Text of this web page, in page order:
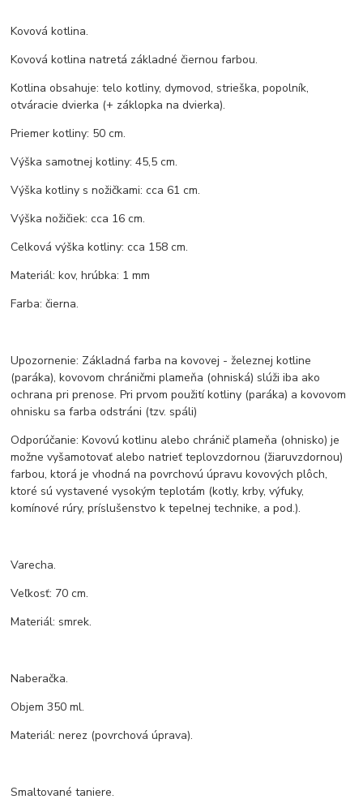
Kovová kotlina.
Kovová kotlina natretá základné čiernou farbou.
Kotlina obsahuje: telo kotliny, dymovod, strieška, popolník,
otváracie dvierka (+ záklopka na dvierka).
Priemer kotliny: 50 cm.
Výška samotnej kotliny: 45,5 cm.
Výška kotliny s nožičkami: cca 61 cm.
Výška nožičiek: cca 16 cm.
Celková výška kotliny: cca 158 cm.
Materiál: kov, hrúbka: 1 mm
Farba: čierna.
Upozornenie: Základná farba na kovovej - železnej kotline
(paráka), kovovom chráničmi plameňa (ohniská) slúži iba ako
ochrana pri prenose. Pri prvom použití kotliny (paráka) a kovovom
ohnisku sa farba odstráni (tzv. spáli)
Odporúčanie: Kovovú kotlinu alebo chránič plameňa (ohnisko) je
možne vyšamotovať alebo natrieť teplovzdornou (žiaruvzdornou)
farbou, ktorá je vhodná na povrchovú úpravu kovových plôch,
ktoré sú vystavené vysokým teplotám (kotly, krby, výfuky,
komínové rúry, príslušenstvo k tepelnej technike, a pod.).
Varecha.
Veľkosť: 70 cm.
Materiál: smrek.
Naberačka.
Objem 350 ml.
Materiál: nerez (povrchová úprava).
Smaltované taniere.